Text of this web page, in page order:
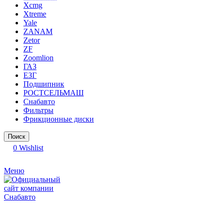
Xcmg
Xtreme
Yale
ZANAM
Zetor
ZF
Zoomlion
ГАЗ
ЕЗГ
Подшипник
РОСТСЕЛЬМАШ
Снабавто
Фильтры
Фрикционные диски
Поиск
0 Wishlist
Меню